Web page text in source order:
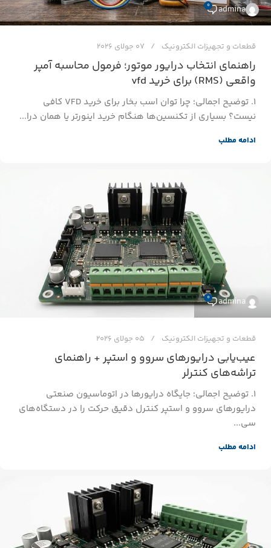
admina
0
قطعات و تجهیزات الکترونیک 07 جولای 2026
راهنمای انتخاب درایور موتور؛ فرمول محاسبه آمپر
واقعی (RMS) برای خرید vfd
۱. توضیح اجمالی؛ چرا توان اسب بخار برای خرید VFD کافی
نیست؟ بسیاری از تکنسین‌ها هنگام خرید اینورتر یا همان درا...
ادامه مطلب
admina
0
قطعات و تجهیزات الکترونیک 05 جولای 2026
عیب‌یابی درایورهای سروو و استپر + راهنمای
تراشه‌های کنترلر
۱. توضیح اجمالی؛ جایگاه درایورها در اتوماسیون صنعتی
درایورهای سروو و استپر کنترل دقیق حرکت را در دستگاه‌های
سی...
ادامه مطلب